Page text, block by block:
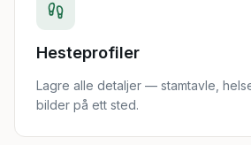
Hesteprofiler
Lagre alle detaljer — stamtavle,
bilder på ett sted.